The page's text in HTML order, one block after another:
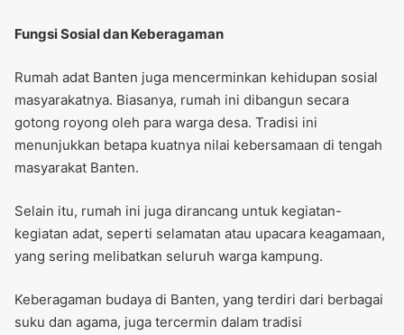
Fungsi Sosial dan Keberagaman
Rumah adat Banten juga mencerminkan kehidupan sosial
masyarakatnya. Biasanya, rumah ini dibangun secara
gotong royong oleh para warga desa. Tradisi ini
menunjukkan betapa kuatnya nilai kebersamaan di tengah
masyarakat Banten.
Selain itu, rumah ini juga dirancang untuk kegiatan-
kegiatan adat, seperti selamatan atau upacara keagamaan,
yang sering melibatkan seluruh warga kampung.
Keberagaman budaya di Banten, yang terdiri dari berbagai
suku dan agama, juga tercermin dalam tradisi